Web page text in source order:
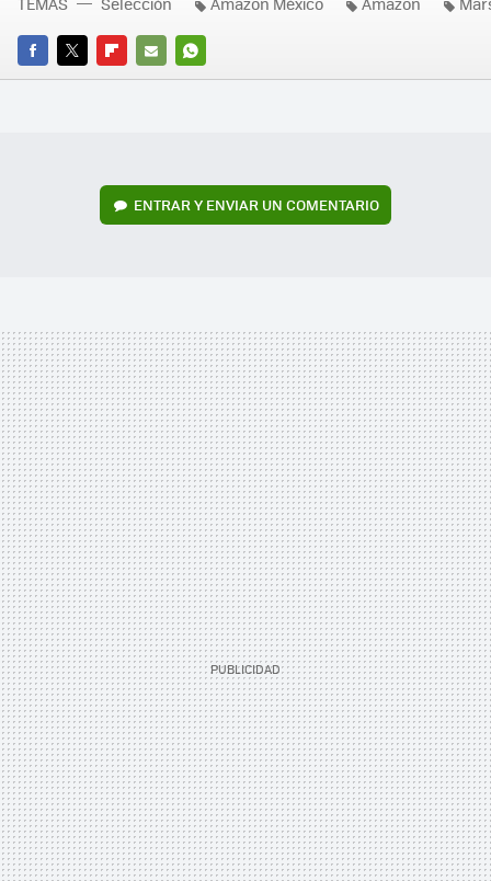
FACEBOOK
TWITTERFLIPBOARD
E-
WHATSAPP
ENTRAR Y ENVIAR UN COMENTARIO